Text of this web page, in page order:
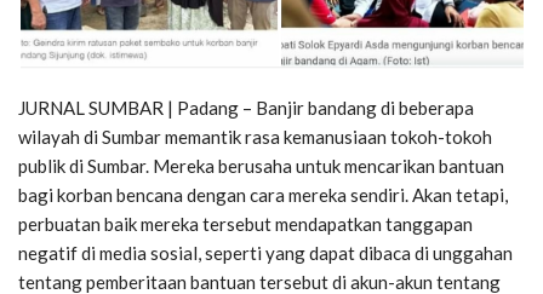
JURNAL SUMBAR | Padang – Banjir bandang di beberapa
wilayah di Sumbar memantik rasa kemanusiaan tokoh-tokoh
publik di Sumbar. Mereka berusaha untuk mencarikan bantuan
bagi korban bencana dengan cara mereka sendiri. Akan tetapi,
perbuatan baik mereka tersebut mendapatkan tanggapan
negatif di media sosial, seperti yang dapat dibaca di unggahan
tentang pemberitaan bantuan tersebut di akun-akun tentang